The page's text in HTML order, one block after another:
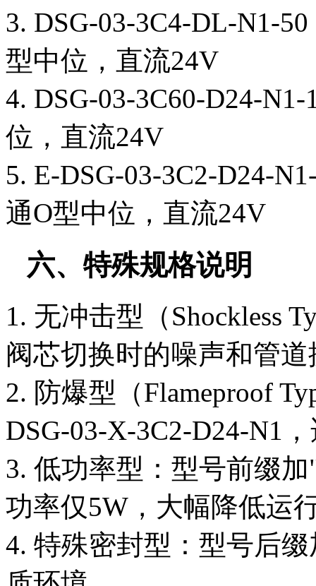
3. DSG-03-3C4-DL-N1-
型中位，直流24V
4. DSG-03-3C60-D24-
位，直流24V
5. E-DSG-03-3C2-D24-
通O型中位，直流24V
六、特殊规格说明
1. 无冲击型（Shockless
阀芯切换时的噪声和管
2. 防爆型（Flameproof
DSG-03-X-3C2-D24-N1
3. 低功率型：型号前缀
功率仅5W，大幅降低运
4. 特殊密封型：型号后